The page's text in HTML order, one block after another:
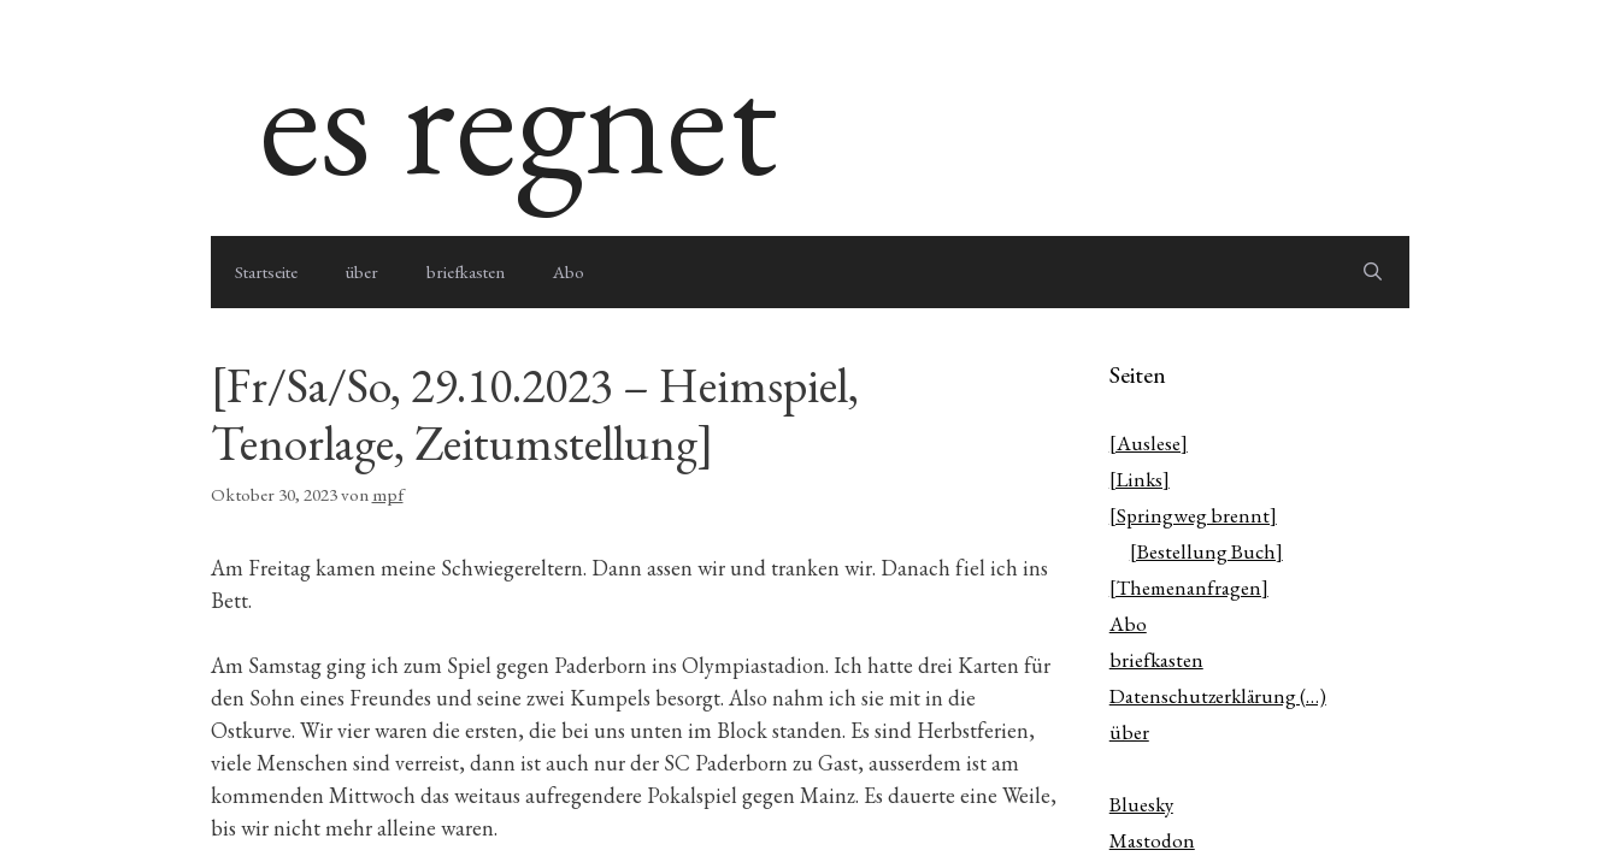
es regnet
Startseite über briefkasten Abo
[Fr/Sa/So, 29.10.2023 – Heimspiel,
Tenorlage, Zeitumstellung]
Oktober 30, 2023von mpf
Am Freitag kamen meine Schwiegereltern. Dann assen wir und tranken wir. Danach fiel ich ins
Bett.
Am Samstag ging ich zum Spiel gegen Paderborn ins Olympiastadion. Ich hatte drei Karten für
den Sohn eines Freundes und seine zwei Kumpels besorgt. Also nahm ich sie mit in die
Ostkurve. Wir vier waren die ersten, die bei uns unten im Block standen. Es sind Herbstferien,
viele Menschen sind verreist, dann ist auch nur der SC Paderborn zu Gast, ausserdem ist am
kommenden Mittwoch das weitaus aufregendere Pokalspiel gegen Mainz. Es dauerte eine Weile,
bis wir nicht mehr alleine waren.
Seiten
[Auslese]
[Links]
[Springweg brennt]
[Bestellung Buch]
[Themenanfragen]
Abo
briefkasten
Datenschutzerklärung (…)
über
Bluesky
Mastodon